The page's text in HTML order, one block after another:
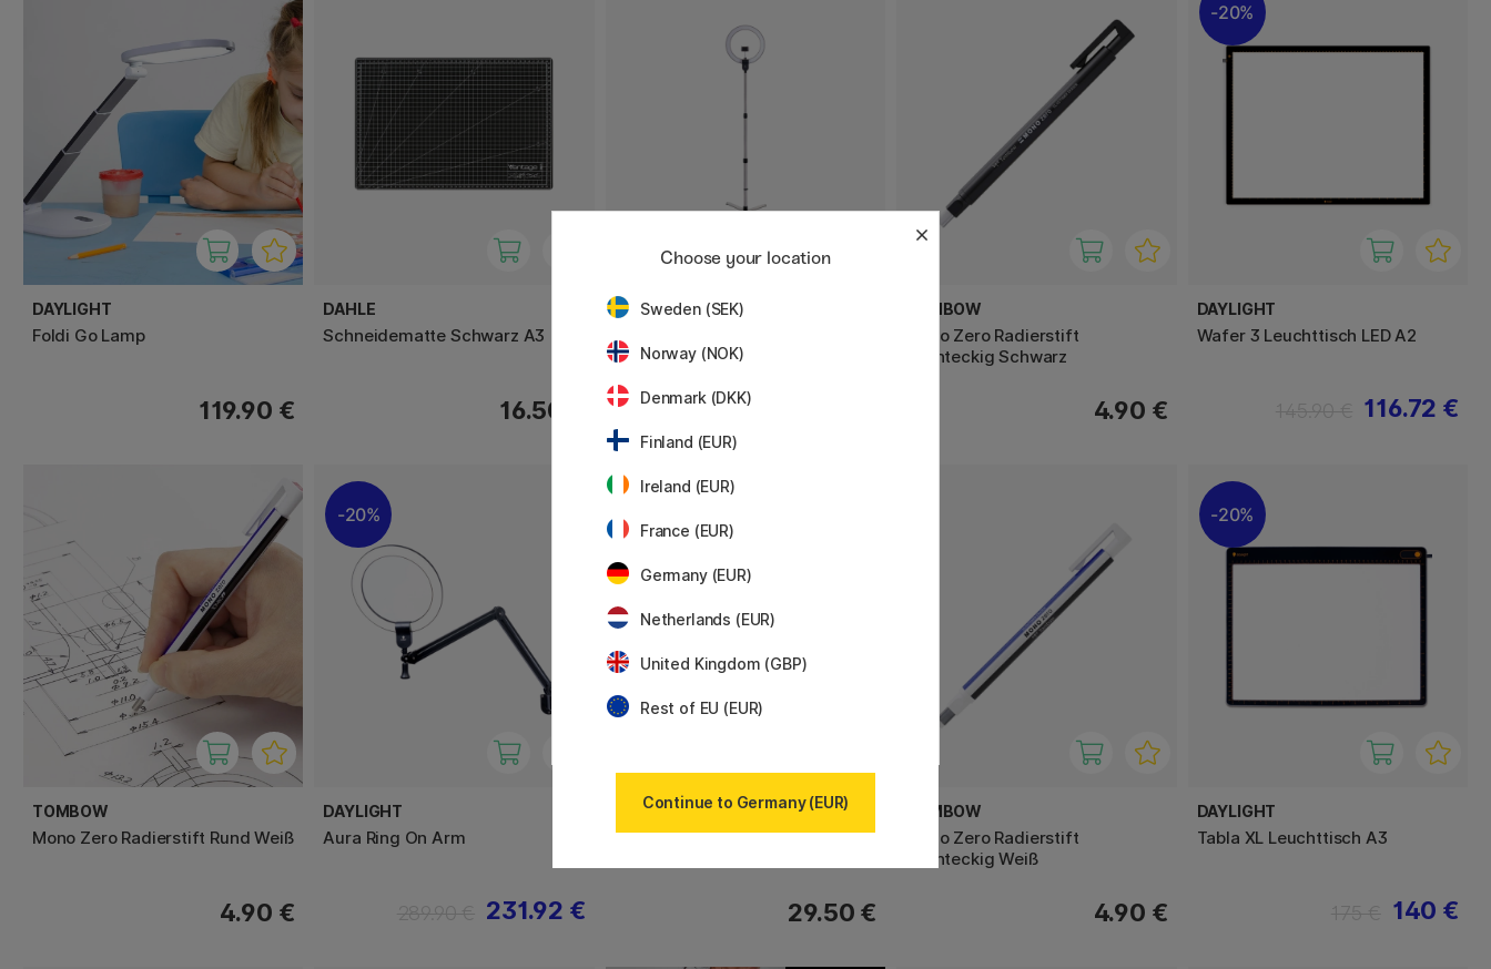
DAYLIGHT
Foldi Go Lamp
119.90 €
DAHLE
Schneidematte Schwarz A3
16.50 €
DAYLIGHT TOMBOW
Mono Zero Radierstift
Rechteckig Schwarz
4.90 €
20%
DAYLIGHT
Wafer 3 Leuchttisch LED A2
116.72 €
TOMBOW
Mono Zero Radierstift Rund Weiß
4.90 €
20%
DAYLIGHT
Aura Ring On Arm
231.92 €
STAEDTLER
Mars Comfort 552 Zirkel
29.50 €
TOMBOW
Mono Zero Radierstift
Rechteckig Weiß
4.90 €
20%
DAYLIGHT
Tabla XL Leuchttisch A3
140 €
Choose your location
Sweden (SEK)
Norway (NOK)
Denmark (DKK)
Finland (EUR)
Ireland (EUR)
France (EUR)
Germany (EUR)
Netherlands (EUR)
United Kingdom (GBP)
Rest of EU (EUR)
Continue to Germany (EUR)